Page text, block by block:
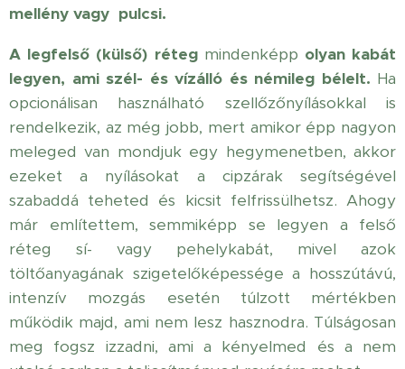
mellény vagy pulcsi.
A legfelső (külső) rétegmindenképp olyan kabát
legyen, ami szél- és vízálló és némileg bélelt. Ha
opcionálisan használható szellőzőnyílásokkal is
rendelkezik, az még jobb, mert amikor épp nagyon
meleged van mondjuk egy hegymenetben, akkor
ezeket a nyílásokat a cipzárak segítségével
szabaddá teheted és kicsit felfrissülhetsz. Ahogy
már említettem, semmiképp se legyen a felső
réteg sí- vagy pehelykabát, mivel azok
töltőanyagának szigetelőképessége a hosszútávú,
intenzív mozgás esetén túlzott mértékben
működik majd, ami nem lesz hasznodra. Túlságosan
meg fogsz izzadni, ami a kényelmed és a nem